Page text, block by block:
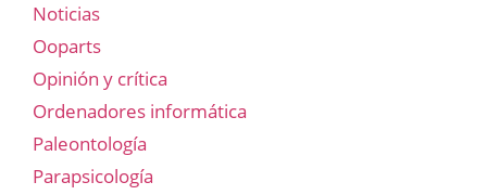
Noticias
Ooparts
Opinión y crítica
Ordenadores informática
Paleontología
Parapsicología